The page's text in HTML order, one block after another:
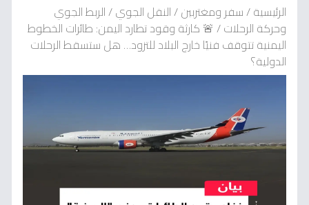
الرئيسية/سفر ومغتربين/النقل الجوي/الربط الجوي
وحركة الرحلات/ 🚨 كارثة وقود تطارد اليمن: طائرات الخطوط
اليمنية تتوقف فنيًا خارج البلاد للتزود… هل ستسقط الرحلات
الدولية؟